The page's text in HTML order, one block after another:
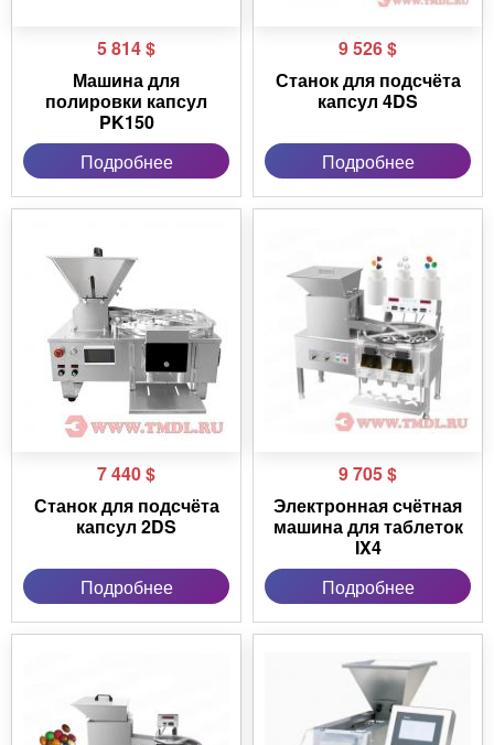
5 814$
Машина для
полировки капсул
PK150
Подробнее
9 526$
Станок для подсчёта
капсул 4DS
Подробнее
7 440$
Станок для подсчёта
капсул 2DS
Подробнее
9 705$
Электронная счётная
машина для таблеток
IX4
Подробнее